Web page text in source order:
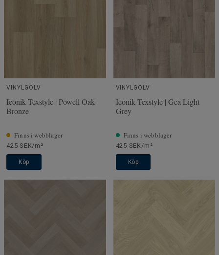
VINYLGOLV
Iconik Texstyle | Powell Oak
Bronze
Finns i webblager
425 SEK/m²
Köp
VINYLGOLV
Iconik Texstyle | Gea Light
Grey
Finns i webblager
425 SEK/m²
Köp